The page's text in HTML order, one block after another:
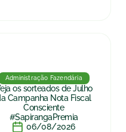
Administração Fazendária
os sorteados de Julho
Campanha Nota Fiscal
Consciente
#SapirangaPremia
06/08/2026